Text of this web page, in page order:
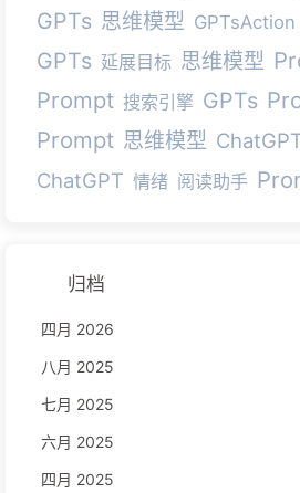
GPTs 思维模型 GPTsAction
GPTs 延展目标 思维模型
Prompt 搜索引擎 GPTs
Prompt 思维模型
ChatGPT 情绪 阅读助手
归档
四月 2026
八月 2025
七月 2025
六月 2025
四月 2025